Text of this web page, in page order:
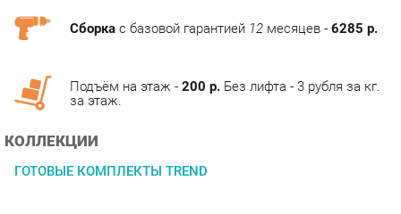
КОЛЛЕКЦИИ
ОПИСАНИЕ